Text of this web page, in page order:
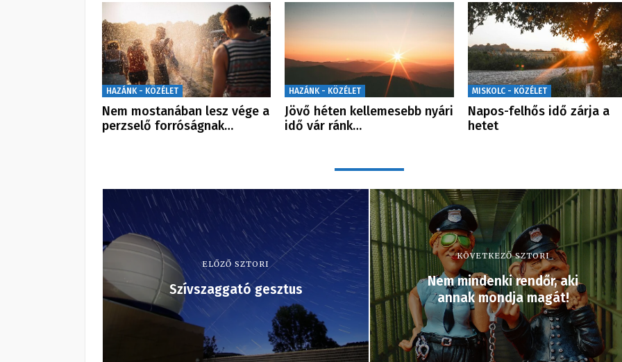
HAZÁNK - KÖZÉLET
Nem mostanában lesz vége a
perzselő forróságnak…
HAZÁNK - KÖZÉLET
Jövő héten kellemesebb nyári
idő vár ránk…
MISKOLC - KÖZÉLET
Napos-felhős idő zárja a
hetet
ELŐZŐ SZTORI
Szívszaggató gesztus
KÖVETKEZŐ SZTORI
Nem mindenki rendőr, aki
annak mondja magát!